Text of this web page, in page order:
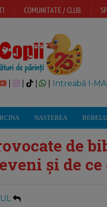
COMUNITATE / CLUB
| | Intreabă I-
NASTEREA
de
și de